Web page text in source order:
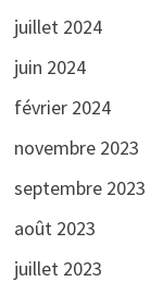
juillet 2024
juin 2024
février 2024
novembre 2023
septembre 2023
août 2023
juillet 2023